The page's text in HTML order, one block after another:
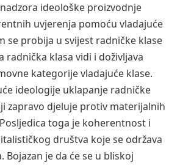
ideološke proizvodnje
uvjerenja pomoću vladajuće
se probija u svijest radničke klase
radnička klasa vidi i doživljava
kategorije vladajuće klase.
ideologije uklapanje radničke
zapravo djeluje protiv materijalnih
toga je koherentnost i
društva koje se održava
Bojazan je da će se u bliskoj